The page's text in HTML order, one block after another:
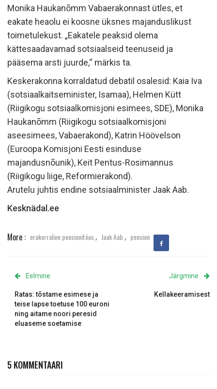
Monika Haukanõmm Vabaerakonnast ütles, et
eakate heaolu ei koosne üksnes majanduslikust
toimetulekust. „Eakatele peaksid olema
kättesaadavamad sotsiaalseid teenuseid ja
pääsema arsti juurde,“ märkis ta.
Keskerakonna korraldatud debatil osalesid: Kaia Iva
(sotsiaalkaitseminister, Isamaa), Helmen Kütt
(Riigikogu sotsiaalkomisjoni esimees, SDE), Monika
Haukanõmm (Riigikogu sotsiaalkomisjoni
aseesimees, Vabaerakond), Katrin Höövelson
(Euroopa Komisjoni Eesti esinduse
majandusnõunik), Keit Pentus-Rosimannus
(Riigikogu liige, Reformierakond).
Arutelu juhtis endine sotsiaalminister Jaak Aab.
Kesknädal.ee
More : erakorraline pensionitõus, Jaak Aab , pension
Eelmine
Ratas: tõstame esimese ja
teise lapse toetuse 100 euroni
ning aitame noori peresid
eluaseme soetamise
Järgmine
Kellakeeramisest
5 KOMMENTAARI